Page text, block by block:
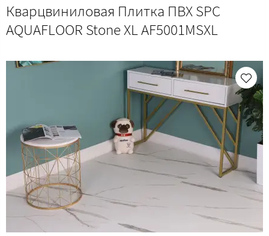
Кварцвиниловая Плитка ПВХ SPC
AQUAFLOOR Stone XL AF5001MSXL